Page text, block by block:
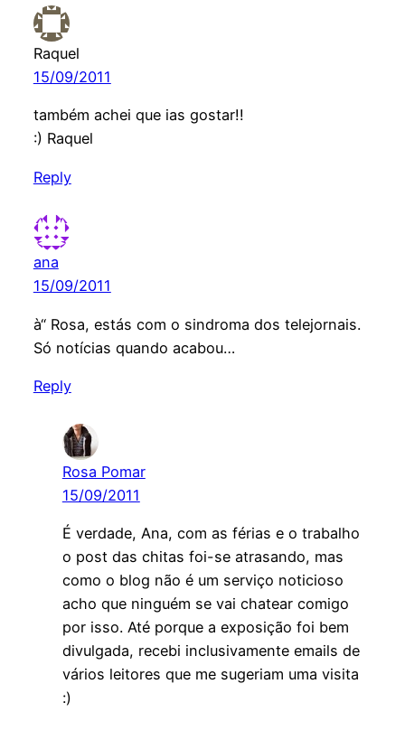
Raquel
15/09/2011
também achei que ias gostar!!
:) Raquel
Reply
ana
15/09/2011
à“ Rosa, estás com o sindroma dos telejornais.
Só notícias quando acabou…
Reply
Rosa Pomar
15/09/2011
É verdade, Ana, com as férias e o trabalho
o post das chitas foi-se atrasando, mas
como o blog não é um serviço noticioso
acho que ninguém se vai chatear comigo
por isso. Até porque a exposição foi bem
divulgada, recebi inclusivamente emails de
vários leitores que me sugeriam uma visita
:)